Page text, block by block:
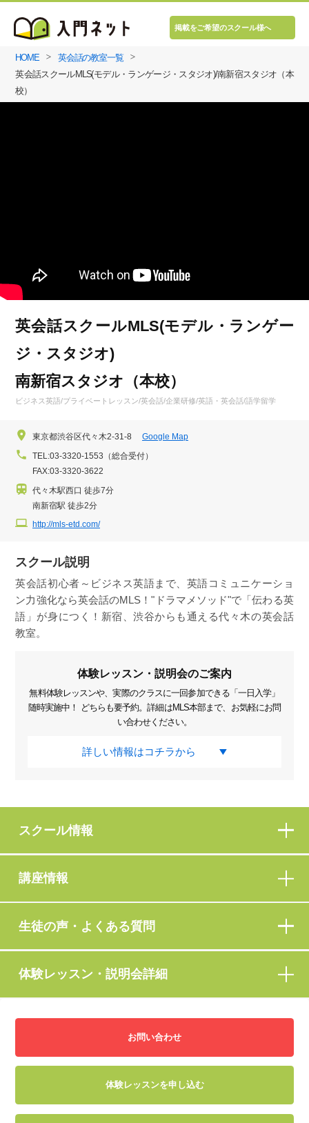
掲載をご希望のスクール様へ
HOME
英会話の教室一覧
英会話スクールMLS(モデル・ランゲージ・スタジオ)/南新宿スタジオ（本
校）
英会話スクールMLS(モデル・ランゲー
ジ・スタジオ)
南新宿スタジオ（本校）
ビジネス英語/プライベートレッスン/英会話/企業研修/英語・英会話/語学留学
東京都渋谷区代々木2-31-8Google Map
TEL:03-3320-1553（総合受付）
FAX:03-3320-3622
代々木駅西口 徒歩7分
南新宿駅 徒歩2分
http://mls-etd.com/
スクール説明
英会話初心者～ビジネス英語まで、英語コミュニケーショ
ン力強化なら英会話のMLS！"ドラマメソッド"で「伝わる英
語」が身につく！新宿、渋谷からも通える代々木の英会話
教室。
体験レッスン・説明会のご案内
無料体験レッスンや、実際のクラスに一回参加できる「一日入学」
随時実施中！ どちらも要予約。詳細はMLS本部まで、お気軽にお問
い合わせください。
詳しい情報はコチラから
スクール情報
講座情報
生徒の声・よくある質問
体験レッスン・説明会詳細
お問い合わせ
体験レッスンを申し込む